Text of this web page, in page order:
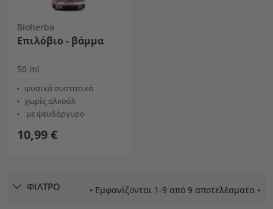
Bioherba
Επιλόβιο - βάμμα
50 ml
φυσικά συστατικά
χωρίς αλκοόλ
με ψευδάργυρο
10,99 €
ΦΙΛΤΡΟ • Εμφανίζονται 1-9 από 9 αποτελέσματα •